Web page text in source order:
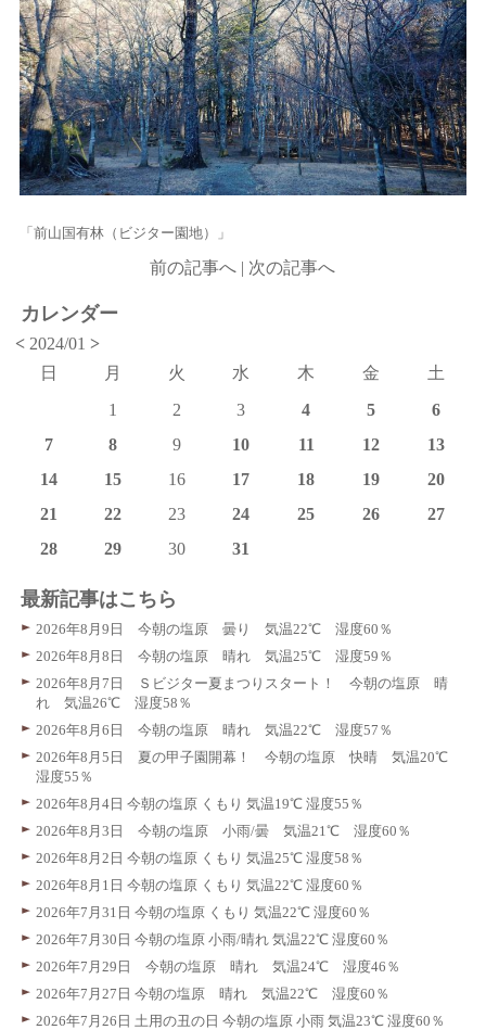
「前山国有林（ビジター園地）」
前の記事へ | 次の記事へ
カレンダー
< 2024/01>
日
月 火 水 木 金
土
1
2 3 4 5
6
7
8 9 10 11 12
13
14
15 16 17 18 19
20
21
22 23 24 25 26
27
28
29 30 31
最新記事はこちら
2026年8月9日 今朝の塩原 曇り 気温22℃ 湿度60％
2026年8月8日 今朝の塩原 晴れ 気温25℃ 湿度59％
2026年8月7日 Ｓビジター夏まつりスタート！ 今朝の塩原 晴
れ 気温26℃ 湿度58％
2026年8月6日 今朝の塩原 晴れ 気温22℃ 湿度57％
2026年8月5日 夏の甲子園開幕！ 今朝の塩原 快晴 気温20℃
湿度55％
2026年8月4日 今朝の塩原 くもり 気温19℃ 湿度55％
2026年8月3日 今朝の塩原 小雨/曇 気温21℃ 湿度60％
2026年8月2日 今朝の塩原 くもり 気温25℃ 湿度58％
2026年8月1日 今朝の塩原 くもり 気温22℃ 湿度60％
2026年7月31日 今朝の塩原 くもり 気温22℃ 湿度60％
2026年7月30日 今朝の塩原 小雨/晴れ 気温22℃ 湿度60％
2026年7月29日 今朝の塩原 晴れ 気温24℃ 湿度46％
2026年7月27日 今朝の塩原 晴れ 気温22℃ 湿度60％
2026年7月26日 土用の丑の日 今朝の塩原 小雨 気温23℃ 湿度60％